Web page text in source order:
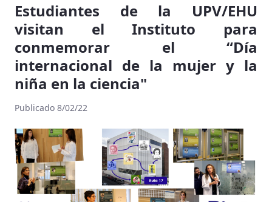
Estudiantes de la UPV/EHU
visitan el Instituto para
conmemorar el “Día
internacional de la mujer y la
niña en la ciencia"
Publicado 8/02/22